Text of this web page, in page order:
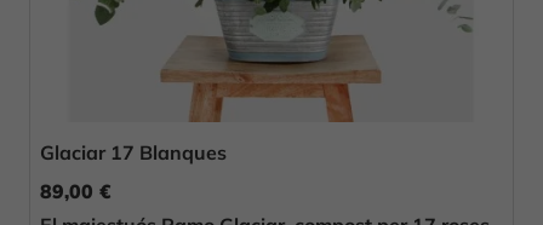
Glaciar 17 Blanques
89,00 €